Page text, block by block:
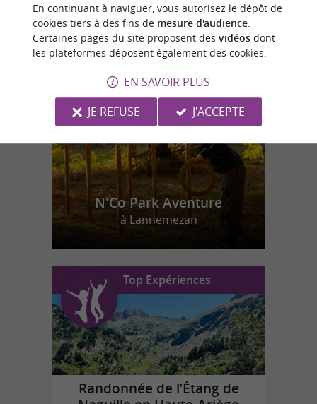
n
o
t
r
e
c
o
u
p
d
e
c
o
e
u
r
N'Co Park Aventure
à Lannemezan
Top Expériences
Randonnée de l’Étang de
En continuant à naviguer, vous autorisez le dépôt de
cookies tiers à des fins de mesure d'audience.
Certaines pages du site proposent des vidéosdont
les plateformes déposent également des cookies.
EN SAVOIR PLUS
JE REFUSE
J'ACCEPTE